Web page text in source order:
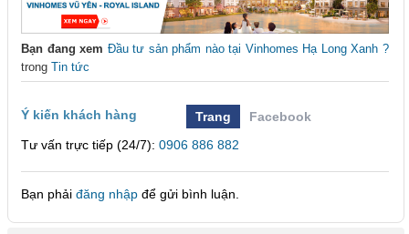
Bạn đang xem Đầu tư sản phẩm nào tại Vinhomes Hạ Long Xanh ?
trong Tin tức
Ý kiến khách hàng Trang
Facebook
Tư vấn trực tiếp (24/7): 0906 886 882
Bạn phải đăng nhập để gửi bình luận.